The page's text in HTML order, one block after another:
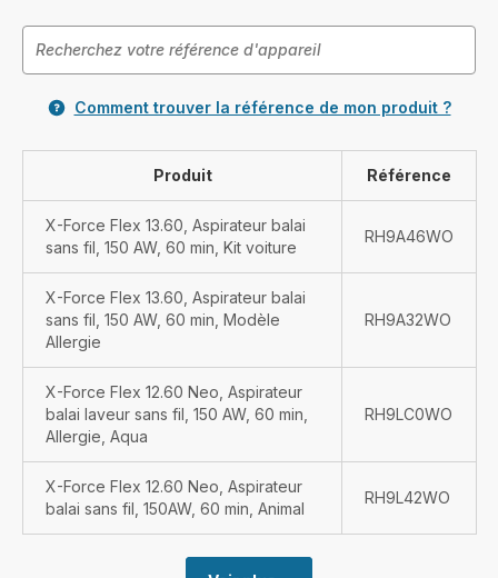
Comment trouver la référence de mon produit ?
Produit Référence
X-Force Flex 13.60, Aspirateur balai
sans fil, 150 AW, 60 min, Kit voiture
RH9A46WO
X-Force Flex 13.60, Aspirateur balai
sans fil, 150 AW, 60 min, Modèle
Allergie
RH9A32WO
X-Force Flex 12.60 Neo, Aspirateur
balai laveur sans fil, 150 AW, 60 min,
Allergie, Aqua
RH9LC0WO
X-Force Flex 12.60 Neo, Aspirateur
balai sans fil, 150AW, 60 min, Animal
RH9L42WO